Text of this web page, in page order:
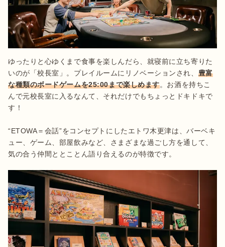
ゆったりと心ゆくまで食事を楽しんだら、就寝前に立ち寄りた
いのが「校長室」。プレイルームにリノベーションされ、 豊富
な種類のボードゲームを25:00まで楽しめます。お酒を持ちこ
んで元校長室に入るなんて、それだけでもちょっとドキドキで
す！
“ETOWA＝会話”をコンセプトにしたエトワ木更津は、バーベキ
ュー、ゲーム、部屋飲みなど、さまざまな過ごし方を通して、
気の合う仲間ととことん語り合えるのが特徴です。